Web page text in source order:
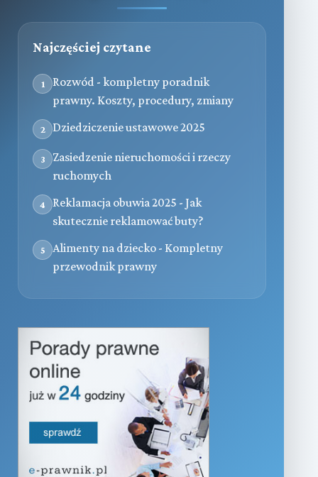
Najczęściej czytane
1
Rozwód - kompletny poradnik
prawny. Koszty, procedury, zmiany
2 Dziedziczenie ustawowe 2025
3
Zasiedzenie nieruchomości i rzeczy
ruchomych
4
Reklamacja obuwia 2025 - Jak
skutecznie reklamować buty?
5
Alimenty na dziecko - Kompletny
przewodnik prawny